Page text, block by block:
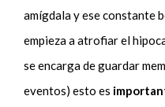
amígdala y ese constante
empieza a atrofiar el
se encarga de guardar
eventos) esto es